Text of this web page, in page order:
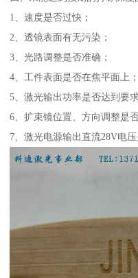
1、速度是否过快；
2、透镜表面有无污染；
3、光路调整是否准确；
4、工件表面是否在焦平面上；
5、激光输出功率是否达到要求
6、扩束镜位置、方向调整是
7、激光电源输出直流28V电